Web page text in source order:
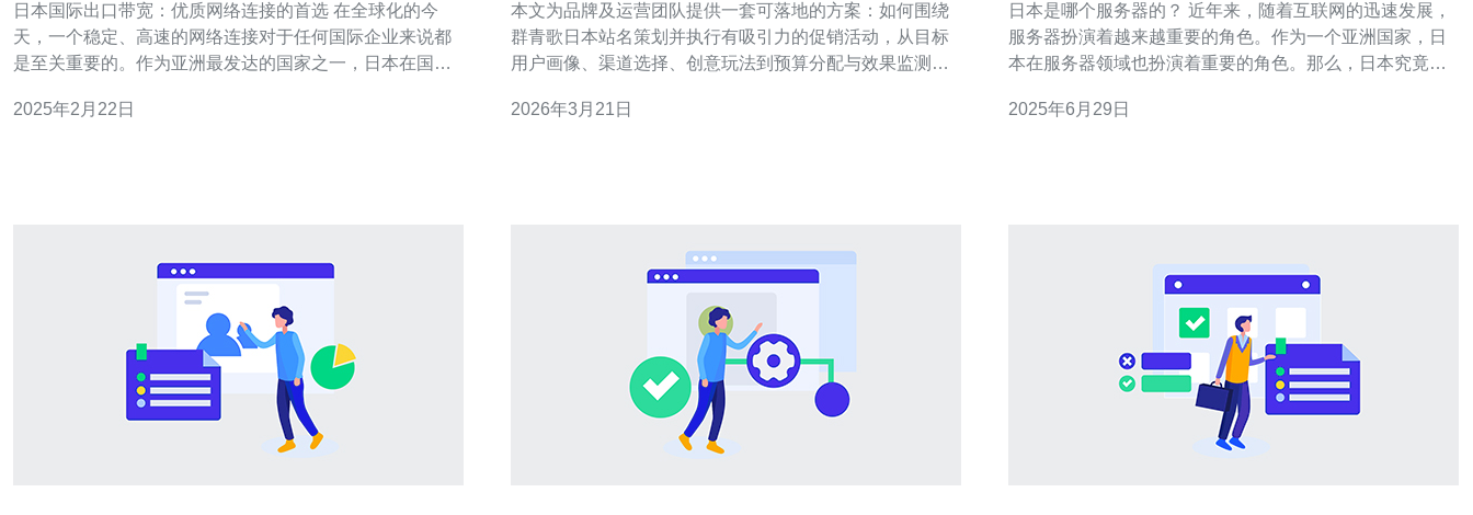
日本国际出口带宽：优质网络连接的首选 在全球化的今
天，一个稳定、高速的网络连接对于任何国际企业来说都
是至关重要的。作为亚洲最发达的国家之一，日本在国际
口带宽的优势以及为什么它是优质网络连接的首选。 日本
2025年2月22日
本文为品牌及运营团队提供一套可落地的方案：如何围绕
群青歌日本站名策划并执行有吸引力的促销活动，从目标
用户画像、渠道选择、创意玩法到预算分配与效果监测，
围绕哪个站名来做品牌联动与促销? 选择以群青歌日本站
2026年3月21日
日本是哪个服务器的？ 近年来，随着互联网的迅速发展，
服务器扮演着越来越重要的角色。作为一个亚洲国家，日
本在服务器领域也扮演着重要的角色。那么，日本究竟是
本的服务器主要分为两种类型：国内服务器和海外服务
2025年6月29日